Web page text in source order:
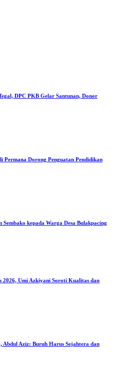
DPC PKB Gelar Santunan, Donor
Dorong Penguatan Pendidikan
kepada Warga Desa Bulakpacing
Umi Azkiyani Soroti Kualitas dan
Aziz: Buruh Harus Sejahtera dan